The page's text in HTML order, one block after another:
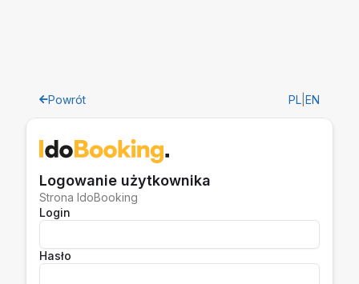
Powrót PL EN
Logowanie użytkownika
Strona IdoBooking
Login
Hasło